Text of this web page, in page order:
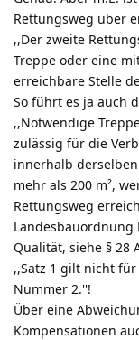
Rettungsweg über
,,Der zweite
Treppe oder eine
erreichbare Stelle
So führt es ja auch
,,Notwendige
zulässig für die
innerhalb
mehr als 200 m²,
Rettungsweg
Landesbauordnung
Qualität, siehe § 28
,,Satz 1 gilt nicht für
Nummer 2.''!
Über eine
Kompensationen